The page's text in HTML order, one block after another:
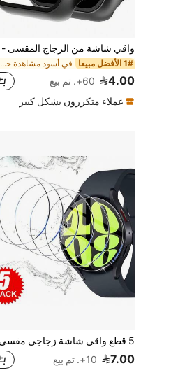
1# الأفضل مبيعا في أسود مشاهدة حالة وشاشة حماة
4.00 60+. تم بيع
عملاء متكررون بشكل كبير
7.00 10+. تم بيع